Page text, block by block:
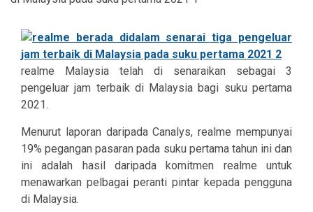
realme Malaysia telah di senaraikan sebagai 3
pengeluar jam terbaik di Malaysia bagi suku pertama
2021.
Menurut laporan daripada Canalys, realme mempunyai
19% pegangan pasaran pada suku pertama tahun ini dan
ini adalah hasil daripada komitmen realme untuk
menawarkan pelbagai peranti pintar kepada pengguna
di Malaysia.